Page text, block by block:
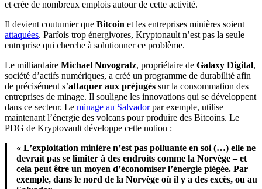
et crée de nombreux emplois autour de cette activité.
Il devient coutumier que Bitcoin et les entreprises minières soient
attaquées. Parfois trop énergivores, Kryptonault n’est pas la seule
entreprise qui cherche à solutionner ce problème.
Le milliardaire Michael Novogratz, propriétaire de Galaxy Digital,
société d’actifs numériques, a créé un programme de durabilité afin
de précisément s’attaquer aux préjugés sur la consommation des
entreprises de minage. Il souligne les innovations qui se développent
dans ce secteur. Le minage au Salvadorpar exemple, utilise
maintenant l’énergie des volcans pour produire des Bitcoins. Le
PDG de Kryptovault développe cette notion :
« L’exploitation minière n’est pas polluante en soi (…) elle ne
devrait pas se limiter à des endroits comme la Norvège – et
cela peut être un moyen d’économiser l’énergie piégée. Par
exemple, dans le nord de la Norvège où il y a des excès, ou au